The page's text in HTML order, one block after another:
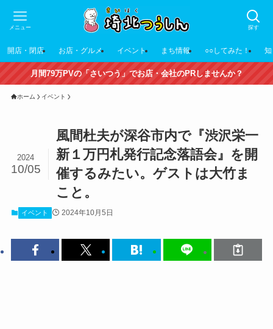
探す
メニュー
開店・閉店 お店・グルメ イベント まち情報 ○○してみた！
月間79万PVの「さいつう」でお店・会社のPRしませんか？
ホーム イベント
風間杜夫が深谷市内で『渋沢栄一
新１万円札発行記念落語会』を開
催するみたい。ゲストは大竹ま
こと。
2024
10/05
イベント 2024年10月5日